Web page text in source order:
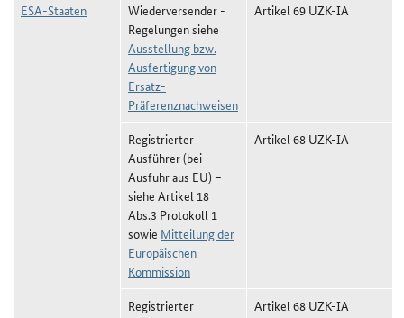
ESA-Staaten
Wiederversender -
Regelungen siehe
Ausstellung bzw.
Ausfertigung von
Ersatz-
Präferenznachweisen
Artikel 69 UZK-IA
Registrierter
Ausführer (bei
Ausfuhr aus EU) –
siehe Artikel 18
Abs.3 Protokoll 1
sowie Mitteilung der
Europäischen
Kommission
Artikel 68 UZK-IA
Registrierter
Artikel 68 UZK-IA